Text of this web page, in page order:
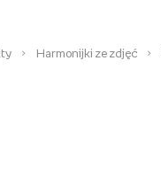
Harmonijki ze zdjęć